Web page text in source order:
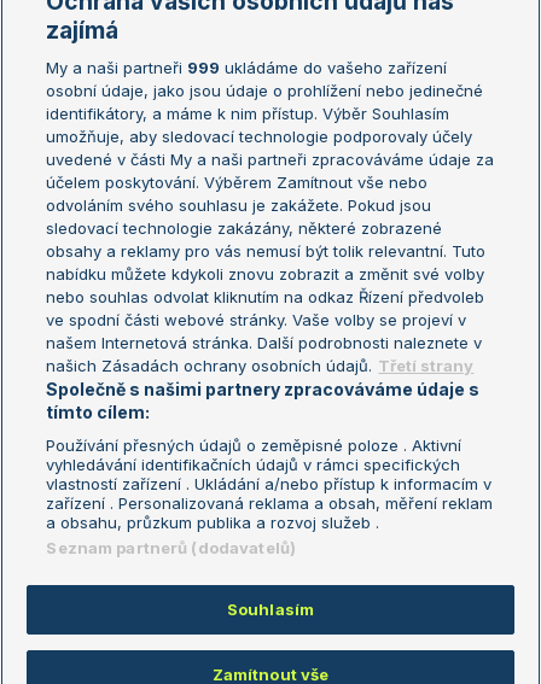
Žebříčky
Žebříček ATP (muži)
Žebříček WTA (ženy)
Sázkařský žebříček
Australian Open
French Open
Wimbledon
US Open
Turnaj mistrů
Turnaj mistryň
Aktualní trendy
Fotbalové přestupy
Livesport Daily
LS Prague Open
Podmínky užití
Nastavení soukromí
GDPR a žurnalistika
Reklama
Kontakt
Informace o zpracování osobních
údajů
Copyright © 2008-2026 TenisPortal.cz. Využíváme zpravodajství ČTK.
zajímá
My a naši partneři 999 ukládáme do vašeho zařízení
osobní údaje, jako jsou údaje o prohlížení nebo jedinečné
identifikátory, a máme k nim přístup. Výběr Souhlasím
umožňuje, aby sledovací technologie podporovaly účely
uvedené v části My a naši partneři zpracováváme údaje za
účelem poskytování. Výběrem Zamítnout vše nebo
odvoláním svého souhlasu je zakážete. Pokud jsou
sledovací technologie zakázány, některé zobrazené
obsahy a reklamy pro vás nemusí být tolik relevantní. Tuto
nabídku můžete kdykoli znovu zobrazit a změnit své volby
nebo souhlas odvolat kliknutím na odkaz Řízení předvoleb
ve spodní části webové stránky. Vaše volby se projeví v
našem Internetová stránka. Další podrobnosti naleznete v
našich Zásadách ochrany osobních údajů. Třetí strany
Společně s našimi partnery zpracováváme údaje s
tímto cílem:
Používání přesných údajů o zeměpisné poloze . Aktivní
vyhledávání identifikačních údajů v rámci specifických
vlastností zařízení . Ukládání a/nebo přístup k informacím v
zařízení . Personalizovaná reklama a obsah, měření reklam
a obsahu, průzkum publika a rozvoj služeb .
Seznam partnerů (dodavatelů)
Souhlasím
Zamítnout vše